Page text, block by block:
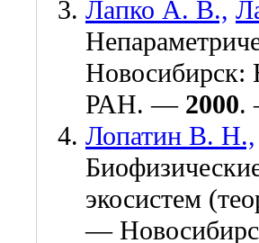
Лапко А. В.,
Новосибирск:
РАН. — 2000.
Лопатин В. Н.,
экосистем
—